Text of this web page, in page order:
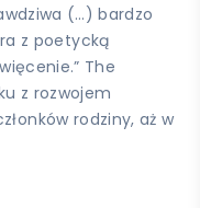
(…) bardzo
z poetycką
The
z rozwojem
rodziny, aż w